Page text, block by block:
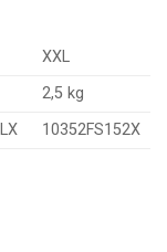
XXL
2,5 kg
10352FS152X